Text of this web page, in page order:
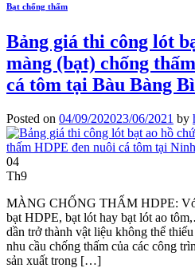
Bạt chống thấm
Bảng giá thi công lót
màng (bạt) chống
cá tôm tại Bàu Bàng
Posted on 04/09/202023/06/2021 by
04
Th9
MÀNG CHỐNG THẤM HDPE:
bạt HDPE, bạt lót hay bạt lót ao
dần trở thành vật liệu không thể
nhu cầu chống thấm của các công
sản xuất trong […]